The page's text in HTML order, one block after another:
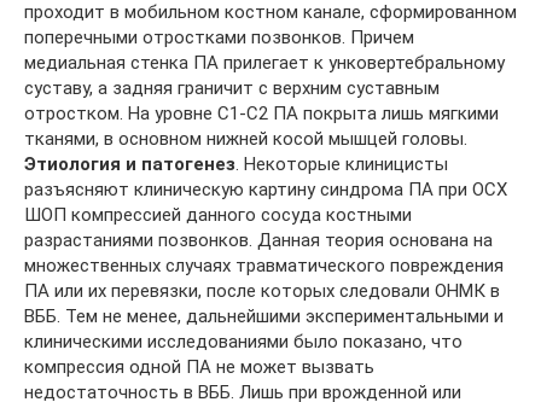
проходит в мобильном костном канале, сформированном
поперечными отростками позвонков. Причем
медиальная стенка ПА прилегает к унковертебральному
суставу, а задняя граничит с верхним суставным
отростком. На уровне С1-С2 ПА покрыта лишь мягкими
тканями, в основном нижней косой мышцей головы.
Этиология и патогенез. Некоторые клиницисты
разъясняют клиническую картину синдрома ПА при ОСХ
ШОП компрессией данного сосуда костными
разрастаниями позвонков. Данная теория основана на
множественных случаях травматического повреждения
ПА или их перевязки, после которых следовали ОНМК в
ВББ. Тем не менее, дальнейшими экспериментальными и
клиническими исследованиями было показано, что
компрессия одной ПА не может вызвать
недостаточность в ВББ. Лишь при врожденной или